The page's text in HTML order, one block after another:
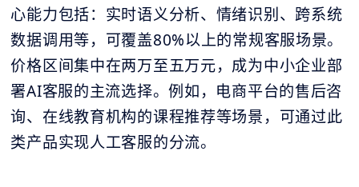
心能力包括：实时语义分析、情绪识别、跨系统
数据调用等，可覆盖80%以上的常规客服场景。
价格区间集中在两万至五万元，成为中小企业部
署AI客服的主流选择。例如，电商平台的售后咨
询、在线教育机构的课程推荐等场景，可通过此
类产品实现人工客服的分流。